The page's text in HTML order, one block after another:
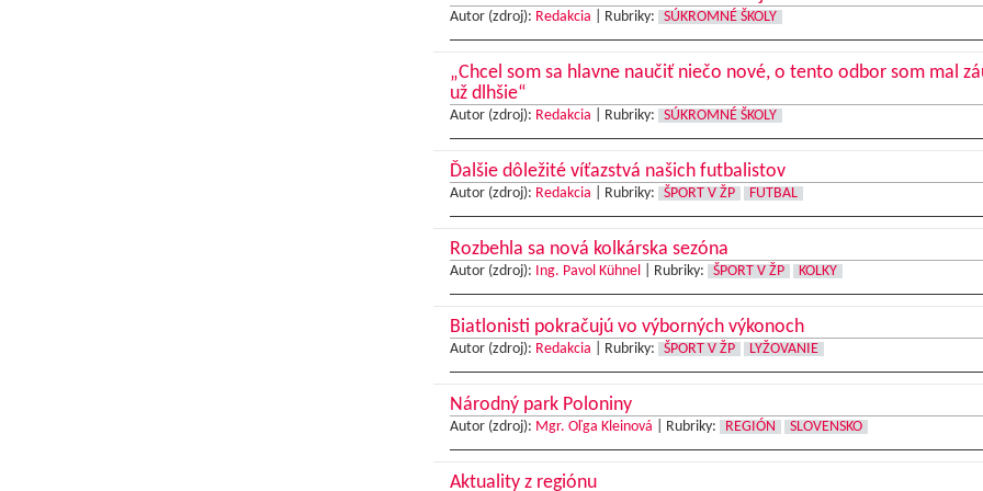
Autor (zdroj): Redakcia Rubriky: SÚKROMNÉ ŠKOLY
„Chcel som sa hlavne naučiť niečo nové, o tento odbor som mal
už dlhšie“
Autor (zdroj): Redakcia Rubriky: SÚKROMNÉ ŠKOLY
Ďalšie dôležité víťazstvá našich futbalistov
Autor (zdroj): Redakcia Rubriky: ŠPORT V ŽP FUTBAL
Rozbehla sa nová kolkárska sezóna
Autor (zdroj): Ing. Pavol Kühnel Rubriky: ŠPORT V ŽP KOLKY
Biatlonisti pokračujú vo výborných výkonoch
Autor (zdroj): Redakcia Rubriky: ŠPORT V ŽP LYŽOVANIE
Národný park Poloniny
Autor (zdroj): Mgr. Oľga Kleinová Rubriky: REGIÓN SLOVENSKO
Aktuality z regiónu